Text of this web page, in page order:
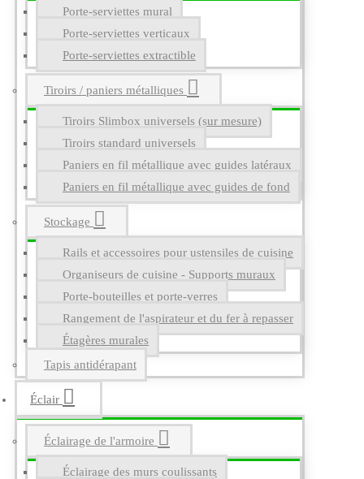
Porte-serviettes mural
Porte-serviettes verticaux
Porte-serviettes extractible
Tiroirs / paniers métalliques
Tiroirs Slimbox universels (sur mesure)
Tiroirs standard universels
Paniers en fil métallique avec guides latéraux
Paniers en fil métallique avec guides de fond
Stockage
Rails et accessoires pour ustensiles de cuisine
Organiseurs de cuisine - Supports muraux
Porte-bouteilles et porte-verres
Rangement de l'aspirateur et du fer à repasser
Étagères murales
Tapis antidérapant
Éclair
Éclairage de l'armoire
Éclairage des murs coulissants